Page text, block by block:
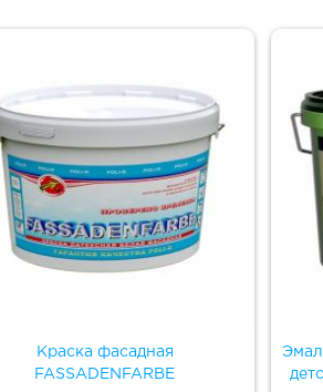
Краска фасадная
FASSADENFARBE